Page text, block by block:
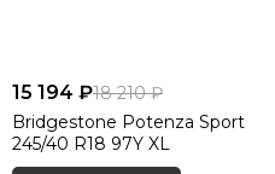
15 194 ₽18 210 ₽
Bridgestone Potenza Sport
245/40 R18 97Y XL